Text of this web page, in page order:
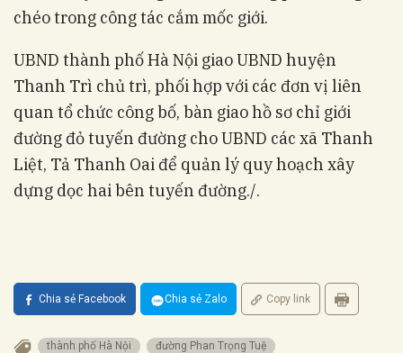
chéo trong công tác cắm mốc giới.
UBND thành phố Hà Nội giao UBND huyện
Thanh Trì chủ trì, phối hợp với các đơn vị liên
quan tổ chức công bố, bàn giao hồ sơ chỉ giới
đường đỏ tuyến đường cho UBND các xã Thanh
Liệt, Tả Thanh Oai để quản lý quy hoạch xây
dựng dọc hai bên tuyến đường./.
Chia sẻ Facebook Chia sẻ Zalo Copy link
thành phố Hà Nội
đường Phan Trọng Tuệ